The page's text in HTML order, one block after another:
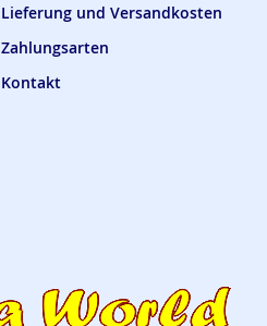
Lieferung und Versandkosten
Zahlungsarten
Kontakt